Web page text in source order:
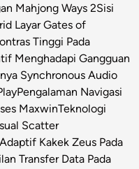
Mahjong Ways 2Sisi
Layar Gates of
Tinggi Pada
Menghadapi Gangguan
Synchronous Audio
Pengalaman Navigasi
MaxwinTeknologi
Scatter
Kakek Zeus Pada
Transfer Data Pada